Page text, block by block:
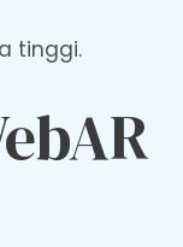
tinggi.